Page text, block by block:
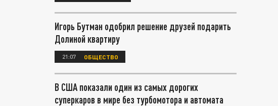
Игорь Бутман одобрил решение друзей подарить
Долиной квартиру
21:07 ОБЩЕСТВО
В США показали один из самых дорогих
суперкаров в мире без турбомотора и автомата